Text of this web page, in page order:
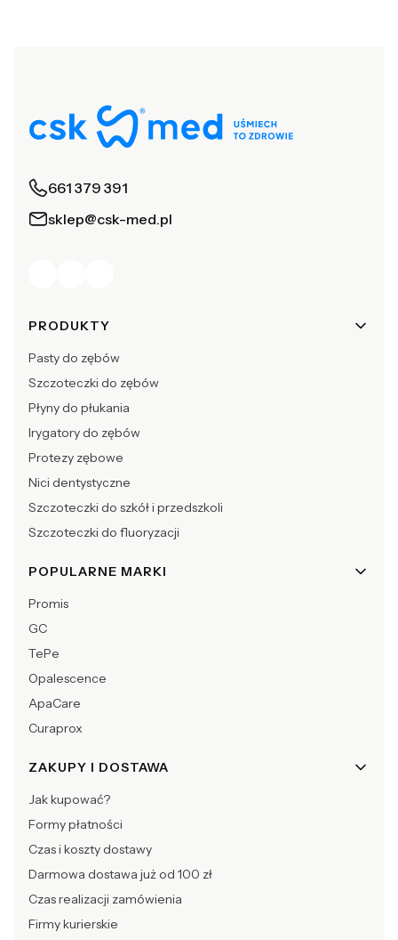
661 379 391
sklep@csk-med.pl
Linki w stopce
PRODUKTY
Pasty do zębów
Szczoteczki do zębów
Płyny do płukania
Irygatory do zębów
Protezy zębowe
Nici dentystyczne
Szczoteczki do szkół i przedszkoli
Szczoteczki do fluoryzacji
POPULARNE MARKI
Promis
GC
TePe
Opalescence
ApaCare
Curaprox
ZAKUPY I DOSTAWA
Jak kupować?
Formy płatności
Czas i koszty dostawy
Darmowa dostawa już od 100 zł
Czas realizacji zamówienia
Firmy kurierskie